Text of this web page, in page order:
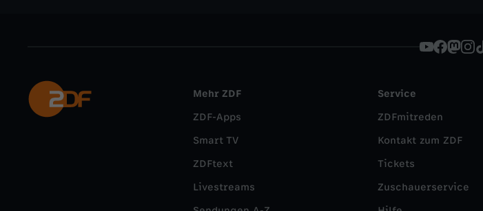
Mehr ZDF
ZDF-Apps
Smart TV
ZDFtext
Livestreams
Service
ZDFmitreden
Kontakt zum ZDF
Tickets
Zuschauerservice